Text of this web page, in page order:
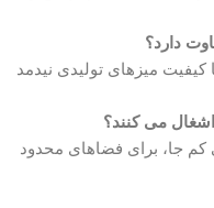
دارد؟
کیفیت میزهای تولیدی نیدمد
می‌ کنند؟
کم‌ جا، برای فضاهای محدود